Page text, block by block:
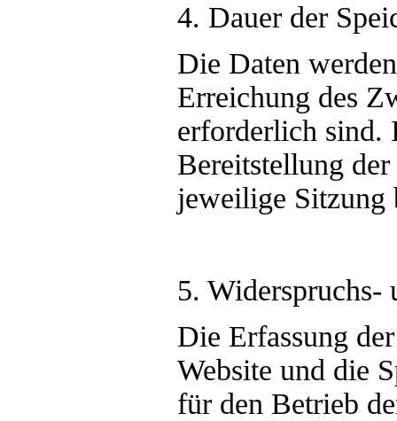
4. Dauer der
Die Daten
Erreichung des
erforderlich sind.
Bereitstellung
jeweilige Sitzung
5. Widerspruchs-
Die Erfassung
Website und die
für den Betrieb